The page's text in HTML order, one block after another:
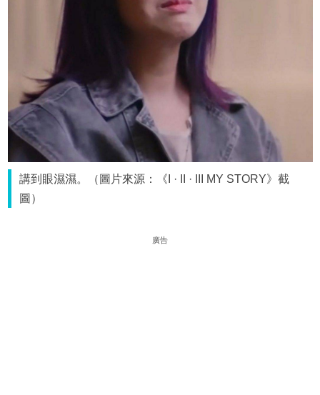
講到眼濕濕。（圖片來源：《I · II · III MY STORY》截
圖）
廣告